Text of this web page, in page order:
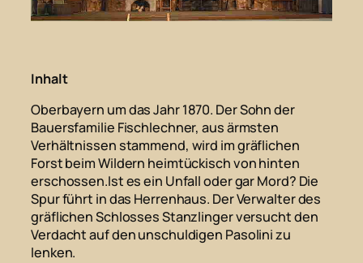
Inhalt
Oberbayern um das Jahr 1870. Der Sohn der
Bauersfamilie Fischlechner, aus ärmsten
Verhältnissen stammend, wird im gräflichen
Forst beim Wildern heimtückisch von hinten
erschossen.Ist es ein Unfall oder gar Mord? Die
Spur führt in das Herrenhaus. Der Verwalter des
gräflichen Schlosses Stanzlinger versucht den
Verdacht auf den unschuldigen Pasolini zu
lenken.